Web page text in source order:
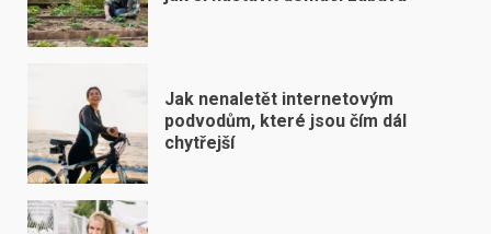
Jak nenaletět internetovým
podvodům, které jsou čím dál
chytřejší